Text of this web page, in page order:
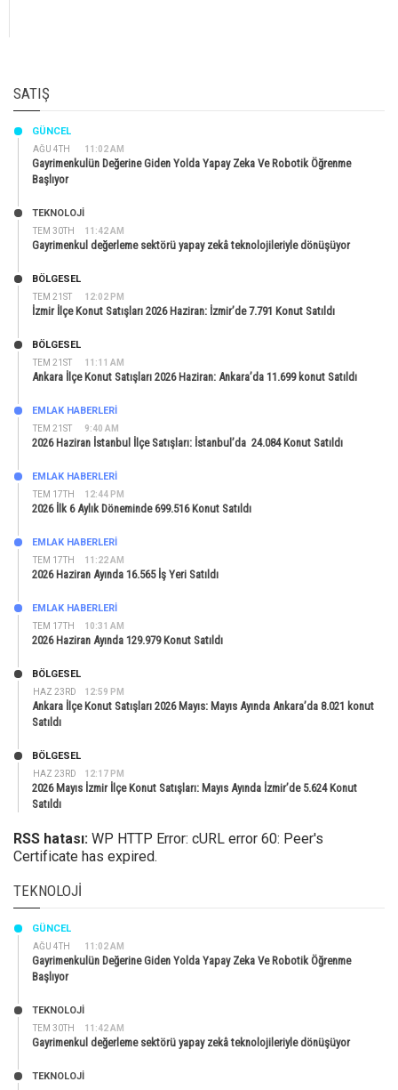
SATIŞ
AĞU 4TH 11:02 AM
GÜNCEL
Gayrimenkulün Değerine Giden Yolda Yapay Zeka Ve Robotik Öğrenme
Başlıyor
TEM 30TH 11:42 AM
TEKNOLOJİ
Gayrimenkul değerleme sektörü yapay zekâ teknolojileriyle dönüşüyor
TEM 21ST 12:02 PM
BÖLGESEL
İzmir İlçe Konut Satışları 2026 Haziran: İzmir’de 7.791 Konut Satıldı
TEM 21ST 11:11 AM
BÖLGESEL
Ankara İlçe Konut Satışları 2026 Haziran: Ankara’da 11.699 konut Satıldı
TEM 21ST 9:40 AM
EMLAK HABERLERI
2026 Haziran İstanbul İlçe Satışları: İstanbul’da 24.084 Konut Satıldı
TEM 17TH 12:44 PM
EMLAK HABERLERI
2026 İlk 6 Aylık Döneminde 699.516 Konut Satıldı
TEM 17TH 11:22 AM
EMLAK HABERLERI
2026 Haziran Ayında 16.565 İş Yeri Satıldı
TEM 17TH 10:31 AM
EMLAK HABERLERI
2026 Haziran Ayında 129.979 Konut Satıldı
HAZ 23RD 12:59 PM
BÖLGESEL
Ankara İlçe Konut Satışları 2026 Mayıs: Mayıs Ayında Ankara’da 8.021 konut
Satıldı
HAZ 23RD 12:17 PM
BÖLGESEL
2026 Mayıs İzmir İlçe Konut Satışları: Mayıs Ayında İzmir’de 5.624 Konut
Satıldı
RSS hatası: WP HTTP Error: cURL error 60: Peer's
Certificate has expired.
TEKNOLOJI
AĞU 4TH 11:02 AM
GÜNCEL
Gayrimenkulün Değerine Giden Yolda Yapay Zeka Ve Robotik Öğrenme
Başlıyor
TEM 30TH 11:42 AM
TEKNOLOJİ
Gayrimenkul değerleme sektörü yapay zekâ teknolojileriyle dönüşüyor
TEKNOLOJİ